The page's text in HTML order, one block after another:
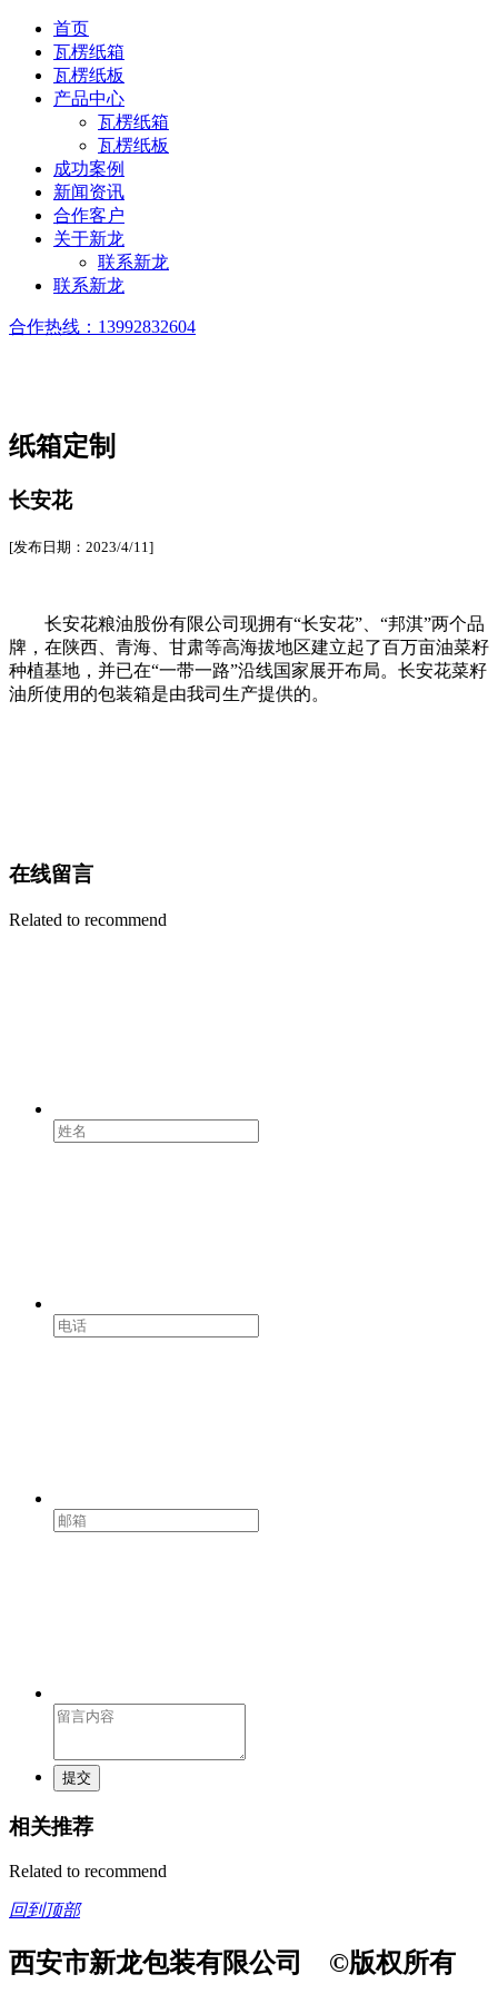
首页
瓦楞纸箱
瓦楞纸板
产品中心
瓦楞纸箱
瓦楞纸板
成功案例
新闻资讯
合作客户
关于新龙
联系新龙
联系新龙
合作热线： 13992832604
纸箱定制
长安花
[发布日期：2023/4/11]
长安花粮油股份有限公司现拥有“长安花”、“邦淇”两个品
牌，在陕西、青海、甘肃等高海拔地区建立起了百万亩油菜籽
种植基地，并已在“一带一路”沿线国家展开布局。长安花菜籽
油所使用的包装箱是由我司生产提供的。
在线留言
Related to recommend
提交
相关推荐
Related to recommend
回到顶部
西安市新龙包装有限公司 ©版权所有